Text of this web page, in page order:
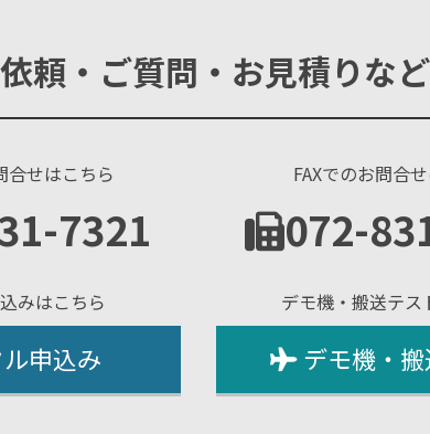
頼・ご質問・お見積りな
合せはこちら
7321
FAXでのお問合
072-
みはこちら
申込み
デモ機・搬送テス
デモ機・